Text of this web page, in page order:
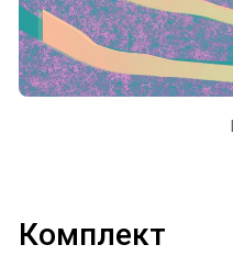
Комплект